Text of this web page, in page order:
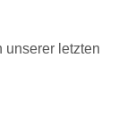
unserer letzten